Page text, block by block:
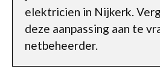
elektricien in Nijkerk.
deze aanpassing aan te
netbeheerder.